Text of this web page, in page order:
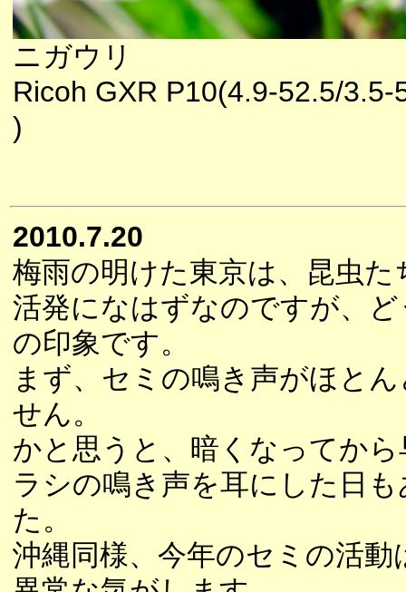
ニガウリ
Ricoh GXR P10(4.9-52.5/3.5-
)
2010.7.20
梅雨の明けた東京は、昆虫た
活発になはずなのですが、
の印象です。
まず、セミの鳴き声がほと
せん。
かと思うと、暗くなってか
ラシの鳴き声を耳にした日
た。
沖縄同様、今年のセミの活動